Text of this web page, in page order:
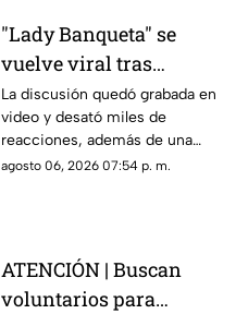
"Lady Banqueta" se
vuelve viral tras
confrontar a un
repartidor; así fue el
momento
La discusión quedó grabada en
video y desató miles de
reacciones, además de una
muestra de apoyo de
agosto 06, 2026 07:54 p. m.
ATENCIÓN | Buscan
voluntarios para